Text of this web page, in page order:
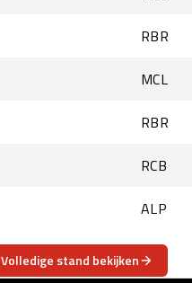
RBR
MCL
RBR
RCB
ALP
Volledige stand bekijken